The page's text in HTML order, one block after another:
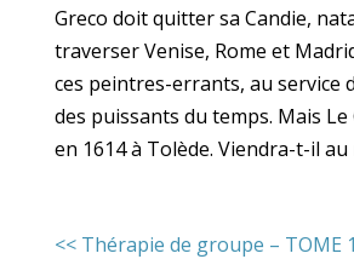
Greco doit quitter sa Candie,
traverser Venise, Rome et
ces peintres-errants, au service
des puissants du temps. Mais
en 1614 à Tolède. Viendra-t-il au
<< Thérapie de groupe – TOME 1